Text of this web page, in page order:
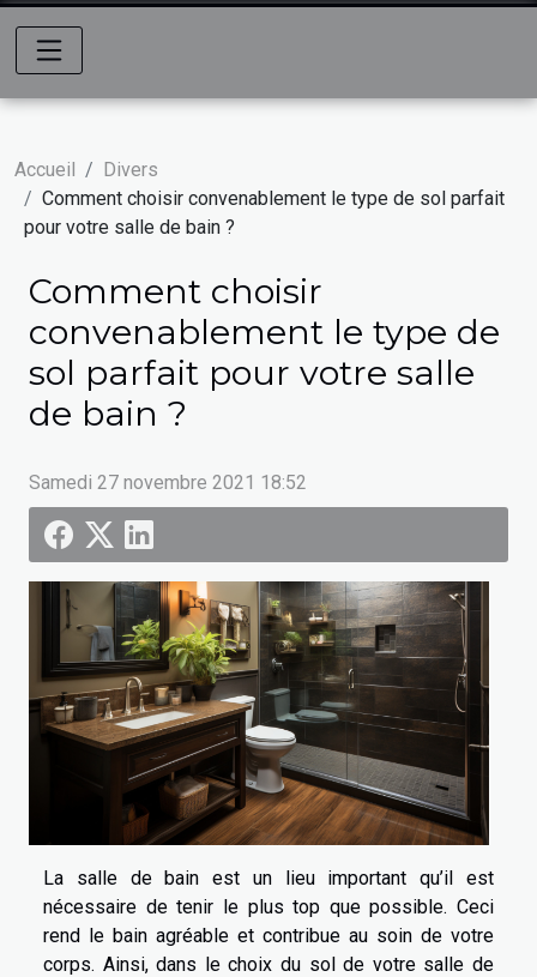
Accueil
Divers
Comment choisir convenablement le type de sol parfait
pour votre salle de bain ?
Comment choisir
convenablement le type de
sol parfait pour votre salle
de bain ?
Samedi 27 novembre 2021 18:52
La salle de bain est un lieu important qu’il est
nécessaire de tenir le plus top que possible. Ceci
rend le bain agréable et contribue au soin de votre
corps. Ainsi, dans le choix du sol de votre salle de